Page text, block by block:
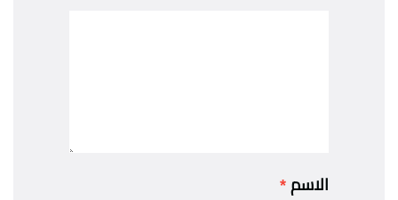
الاسم *